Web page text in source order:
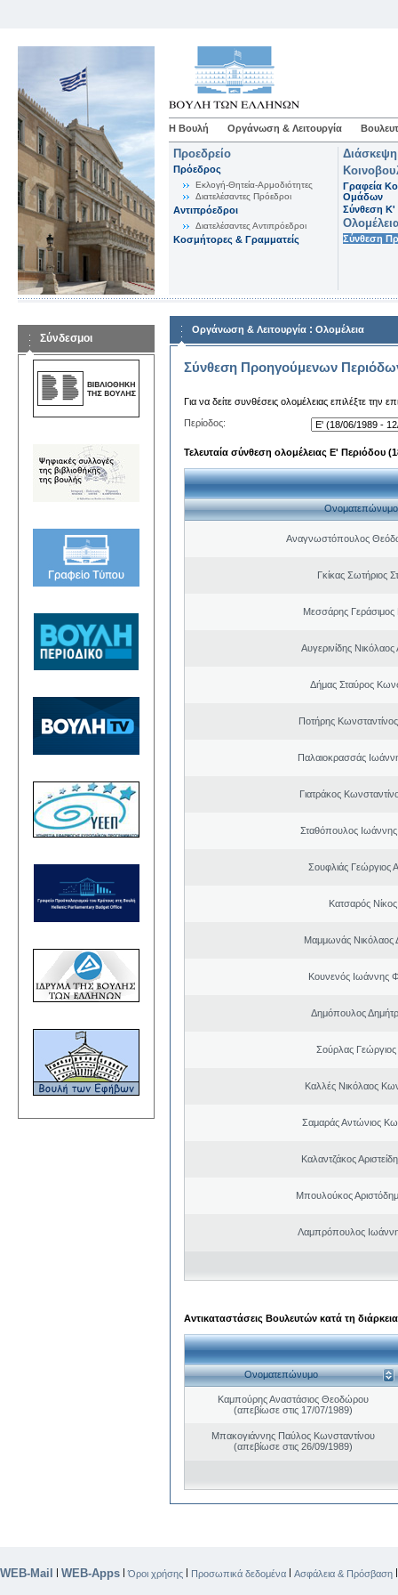
Η Βουλή Οργάνωση & Λειτουργία
Προεδρείο
Πρόεδρος
Εκλογή-Θητεία-Αρμοδιότητες
Διατελέσαντες Πρόεδροι
Αντιπρόεδροι
Διατελέσαντες Αντιπρόεδροι
Κοσμήτορες & Γραμματείς
Γραφεία
Ομάδων
Σύνθεση K'
Σύνθεση
Σύνδεσμοι
Οργάνωση & Λειτουργία : Ολομέλεια
Σύνθεση Προηγούμενων
Για να δείτε συνθέσεις ολομέλειας επιλέξτε την
Περίοδος:
Τελευταία σύνθεση ολομέλειας Ε' Περιόδου
Ονοματεπώνυμο
Αναγνωστόπουλος
Γκίκας Σωτήριος
Μεσσάρης Γεράσιμος
Αυγερινίδης
Δήμας Σταύρος
Ποτήρης
Παλαιοκρασσάς
Γιατράκος
Σταθόπουλος
Σουφλιάς Γεώργιος
Κατσαρός
Μαμμωνάς Νικόλαος
Κουνενός Ιωάννης
Δημόπουλος
Σούρλας
Καλλές Νικόλαος
Σαμαράς Αντώνιος
Καλαντζάκος
Μπουλούκος
Λαμπρόπουλος
Αντικαταστάσεις Βουλευτών κατά τη
Ονοματεπώνυμο
Καμπούρης Αναστάσιος Θεοδώρου
(απεβίωσε στις 17/07/1989)
Μπακογιάννης Παύλος Κωνσταντίνου
(απεβίωσε στις 26/09/1989)
WEB-Mail | WEB-Apps |Όροι χρήσης | Προσωπικά δεδομένα | Ασφάλεια & Πρόσβαση